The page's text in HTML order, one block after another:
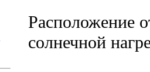
Расположение
солнечной